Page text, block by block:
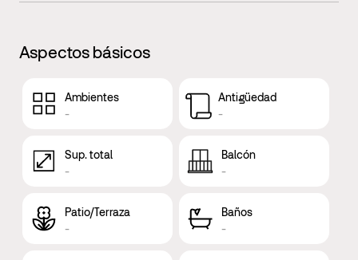
Aspectos básicos
Ambientes
-
Antigüedad
-
Sup. total
-
Balcón
-
Patio/Terraza
-
Baños
-